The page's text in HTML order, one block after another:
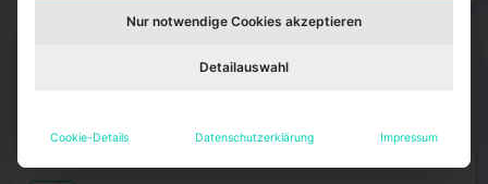
Nur notwendige Cookies akzeptieren
Detailauswahl
Cookie-Details Datenschutzerklärung Impressum